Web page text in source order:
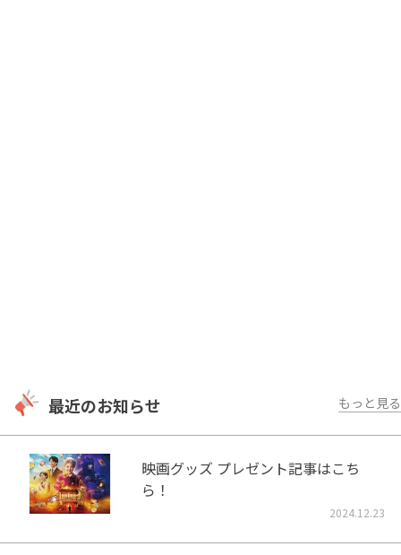
最近のお知らせ もっと見る
映画グッズ プレゼント記事はこち
ら！
2024.12.23